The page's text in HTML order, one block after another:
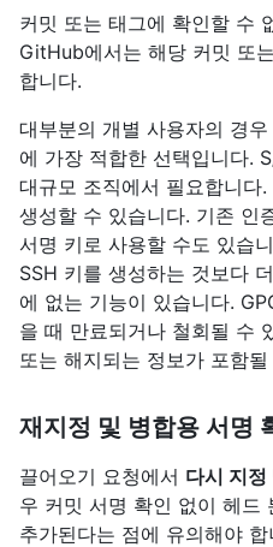
커밋 또는 태그에 확인할 수
GitHub에서는 해당 커밋 또
합니다.
대부분의 개별 사용자의 경
에 가장 적합한 선택입니다.
대규모 조직에서 필요합니다
생성할 수 있습니다. 기존 인
서명 키로 사용할 수도 있습
SSH 키를 생성하는 것보다
에 없는 기능이 있습니다.
을 때 만료되거나 철회될 수
또는 해지되는 정보가 포함
재지정 및 병합용 서명
끌어오기 요청에서 다시 지정
우 커밋 서명 확인 없이 헤드
추가된다는 점에 유의해야